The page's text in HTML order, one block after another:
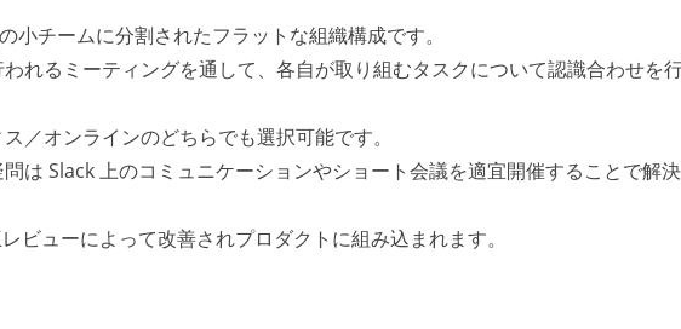
小チームに分割されたフラットな組織構成です。
れるミーティングを通して、各自が取り組むタスクについて認識合わせを
／オンラインのどちらでも選択可能です。
は Slack 上のコミュニケーションやショート会議を適宜開催することで解
ビューによって改善されプロダクトに組み込まれます。